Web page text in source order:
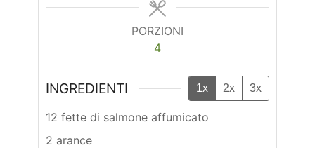
PORZIONI
4
INGREDIENTI 1x 2x 3x
12 fette di salmone affumicato
2 arance